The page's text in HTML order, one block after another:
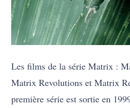
Les films de la série Matrix :
Matrix Revolutions et Matrix
première série est sortie en